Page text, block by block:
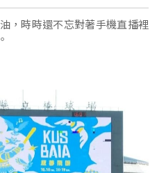
，時時還不忘對著手機直播裡